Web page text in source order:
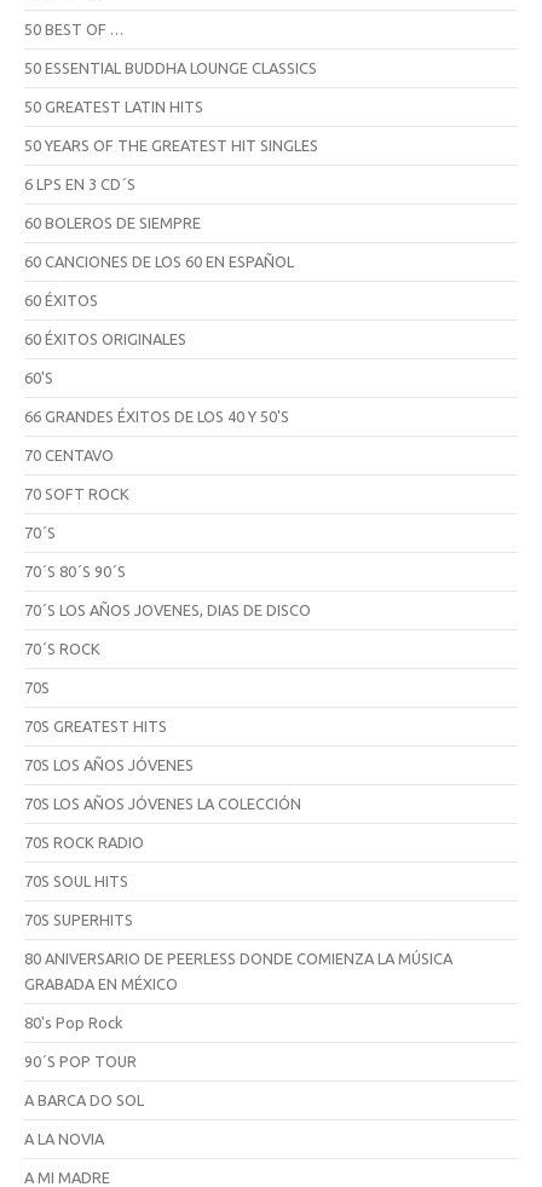
50 BEST OF …
50 ESSENTIAL BUDDHA LOUNGE CLASSICS
50 GREATEST LATIN HITS
50 YEARS OF THE GREATEST HIT SINGLES
6 LPS EN 3 CD´S
60 BOLEROS DE SIEMPRE
60 CANCIONES DE LOS 60 EN ESPAÑOL
60 ÉXITOS
60 ÉXITOS ORIGINALES
60'S
66 GRANDES ÉXITOS DE LOS 40 Y 50'S
70 CENTAVO
70 SOFT ROCK
70´S
70´S 80´S 90´S
70´S LOS AÑOS JOVENES, DIAS DE DISCO
70´S ROCK
70S
70S GREATEST HITS
70S LOS AÑOS JÓVENES
70S LOS AÑOS JÓVENES LA COLECCIÓN
70S ROCK RADIO
70S SOUL HITS
70S SUPERHITS
80 ANIVERSARIO DE PEERLESS DONDE COMIENZA LA MÚSICA
GRABADA EN MÉXICO
80's Pop Rock
90´S POP TOUR
A BARCA DO SOL
A LA NOVIA
A MI MADRE